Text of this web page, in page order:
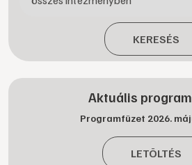
KERESÉS
Aktuális
Programfüzet 2026.
LETÖLTÉS